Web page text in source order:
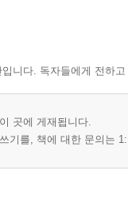
self
니다. 독자들에게 전하
곳에 게재됩니다.
기를, 책에 대한 문의는